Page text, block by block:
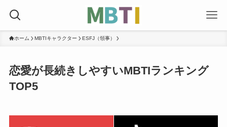
ホーム MBTIキャラクター ESFJ（領事）
恋愛が長続きしやすいMBTIランキング
TOP5